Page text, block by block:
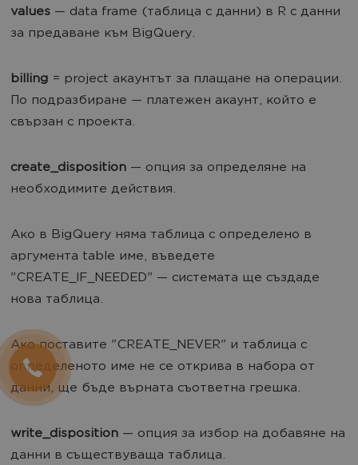
values — data frame (таблица с данни) в R с данни
за предаване към BigQuery.
billing = project акаунтът за плащане на операции.
По подразбиране — платежен акаунт, който е
свързан с проекта.
create_disposition — опция за определяне на
необходимите действия.
Ако в BigQuery няма таблица с определено в
аргумента table име, въведете
"CREATE_IF_NEEDED" — системата ще създаде
нова таблица.
Ако поставите "CREATE_NEVER" и таблица с
определеното име не се открива в набора от
данни, ще бъде върната съответна грешка.
write_disposition — опция за избор на добавяне на
данни в съществуваща таблица.